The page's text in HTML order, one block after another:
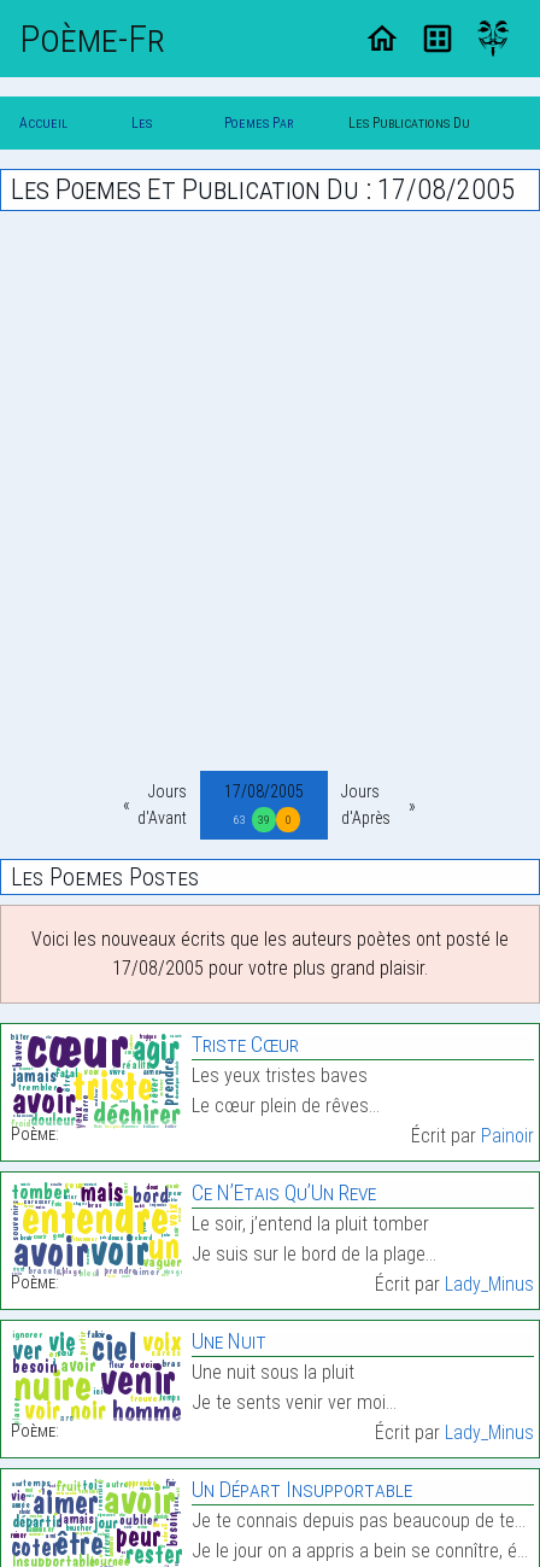
Poème-Fr
Accueil
Poesie
Les
Poesies
Poemes Par Les Publications Du
17/08/2005
Les Poemes Et Publication Du : 17/08/2005
Jours
d'Avant
17/08/2005
63 39 0
Jours
d'Après
Les Poemes Postes
Voici les nouveaux écrits que les auteurs poètes ont posté le
17/08/2005 pour votre plus grand plaisir.
Poème:
Triste Cœur
Les yeux tristes baves
Le cœur plein de rêves…
Écrit par Painoir
Poème:
Ce N’Etais Qu’Un Reve
Le soir, j’entend la pluit tomber
Je suis sur le bord de la plage…
Écrit par Lady_Minus
Poème:
Une Nuit
Une nuit sous la pluit
Je te sents venir ver moi…
Écrit par Lady_Minus
Un Départ Insupportable
Je te connais depuis pas beaucoup de temps, mais a
Je le jour on a appris a bein se connître, était l…